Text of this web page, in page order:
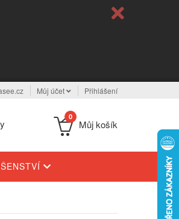
Můj účet Přihlášení
0
Můj košík